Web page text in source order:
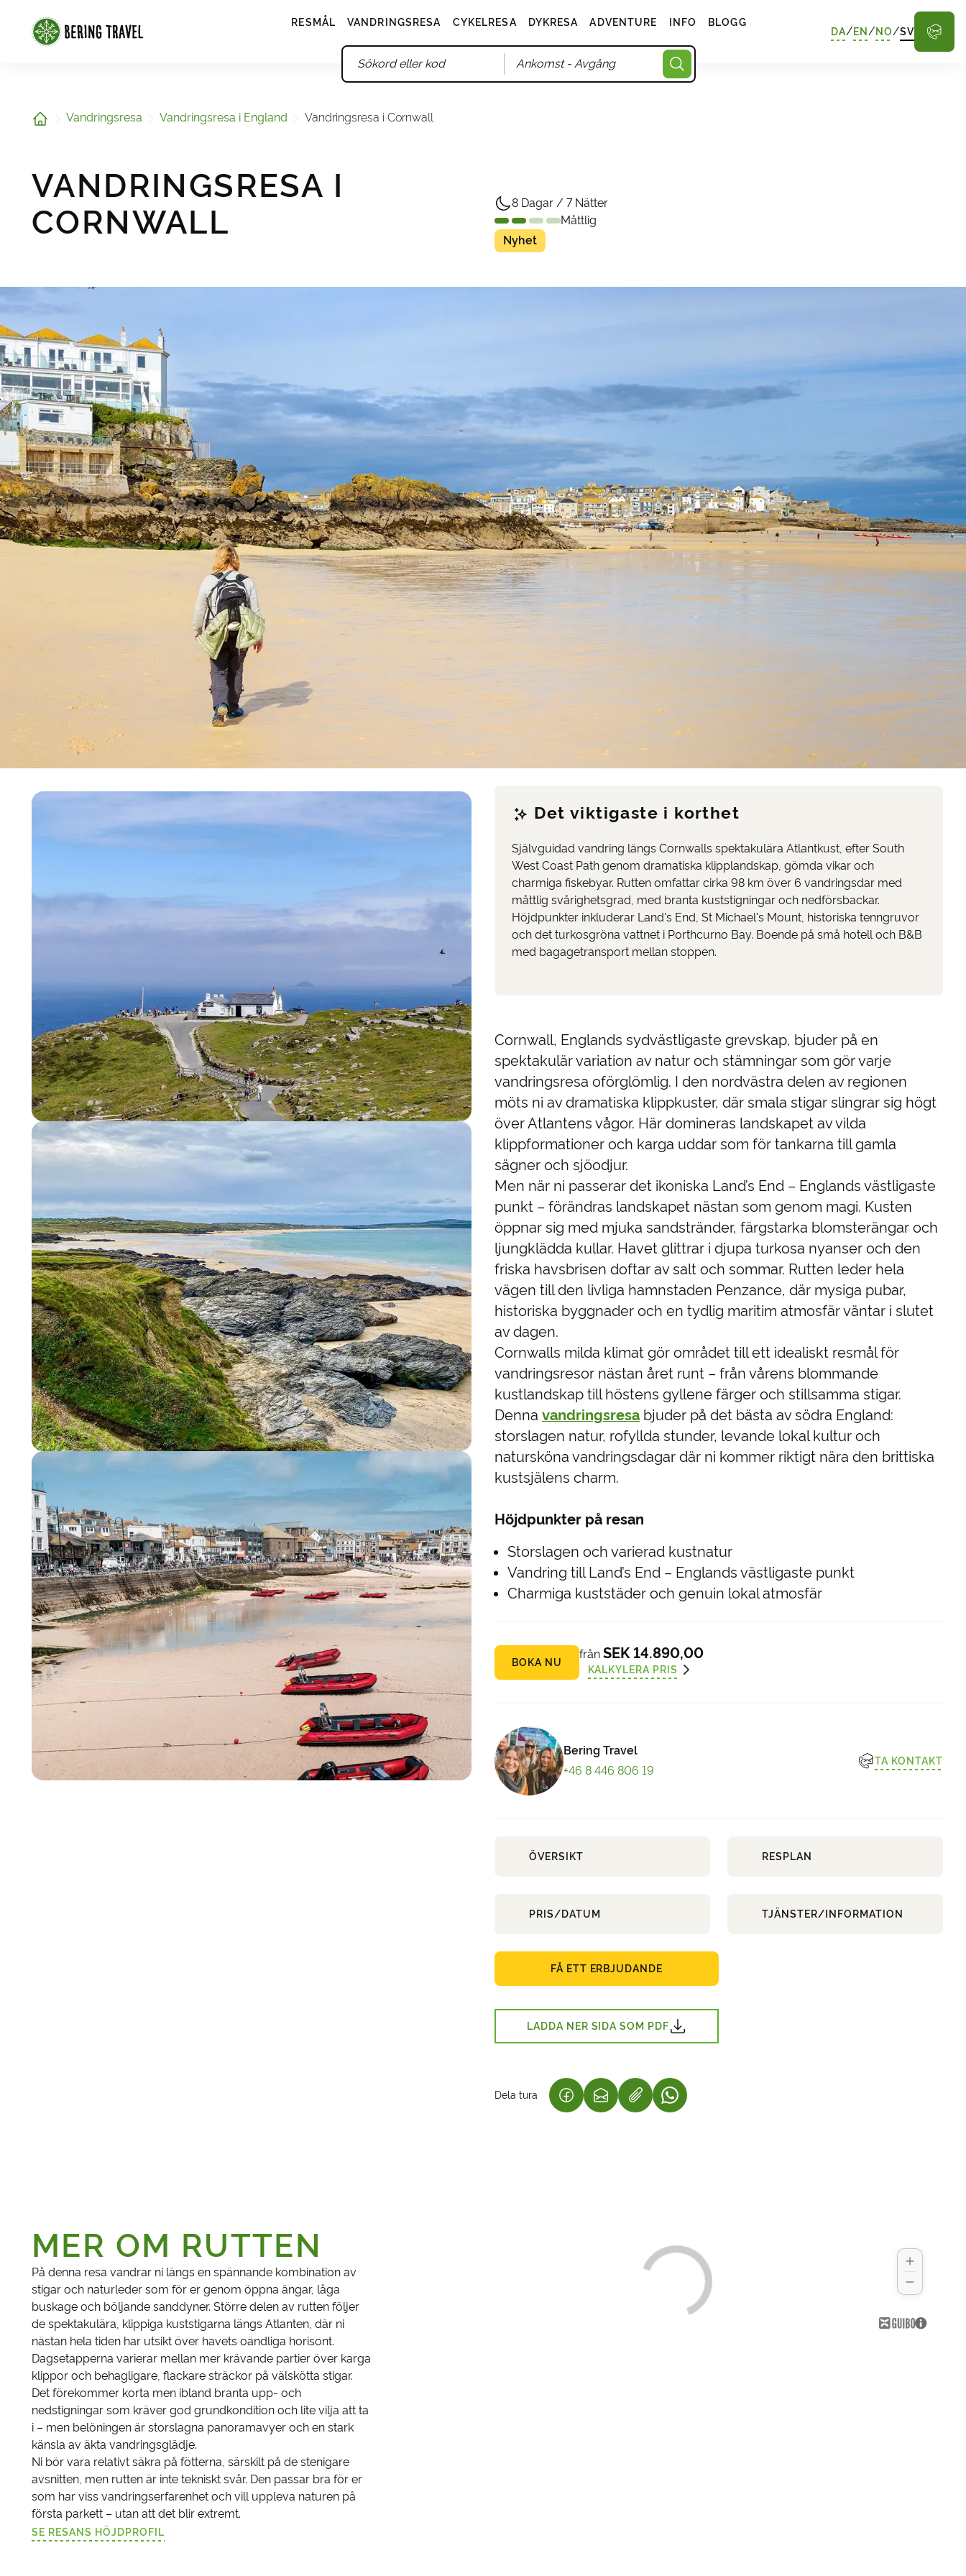
RESMÅL VANDRINGSRESA CYKELRESA DYKRESA ADVENTURE INFO BLOGG
Ankomst- Avgång
DA/EN /NO/SV
Hem Vandringsresa Vandringsresa i England Vandringsresa i Cornwall
VANDRINGSRESA I
CORNWALL
8 Dagar / 7 Nätter
Måttlig
Nyhet
Det viktigaste i korthet
Självguidad vandring längs Cornwalls spektakulära Atlantkust, efter South
West Coast Path genom dramatiska klipplandskap, gömda vikar och
charmiga fiskebyar. Rutten omfattar cirka 98 km över 6 vandringsdar med
måttlig svårighetsgrad, med branta kuststigningar och nedförsbackar.
Höjdpunkter inkluderar Land's End, St Michael's Mount, historiska tenngruvor
och det turkosgröna vattnet i Porthcurno Bay. Boende på små hotell och B&B
med bagagetransport mellan stoppen.
Cornwall, Englands sydvästligaste grevskap, bjuder på en
spektakulär variation av natur och stämningar som gör varje
vandringsresa oförglömlig. I den nordvästra delen av regionen
möts ni av dramatiska klippkuster, där smala stigar slingrar sig högt
över Atlantens vågor. Här domineras landskapet av vilda
klippformationer och karga uddar som för tankarna till gamla
sägner och sjöodjur.
Men när ni passerar det ikoniska Land’s End – Englands västligaste
punkt – förändras landskapet nästan som genom magi. Kusten
öppnar sig med mjuka sandstränder, färgstarka blomsterängar och
ljungklädda kullar. Havet glittrar i djupa turkosa nyanser och den
friska havsbrisen doftar av salt och sommar. Rutten leder hela
vägen till den livliga hamnstaden Penzance, där mysiga pubar,
historiska byggnader och en tydlig maritim atmosfär väntar i slutet
av dagen.
Cornwalls milda klimat gör området till ett idealiskt resmål för
vandringsresor nästan året runt – från vårens blommande
kustlandskap till höstens gyllene färger och stillsamma stigar.
Denna vandringsresa bjuder på det bästa av södra England:
storslagen natur, rofyllda stunder, levande lokal kultur och
natursköna vandringsdagar där ni kommer riktigt nära den brittiska
kustsjälens charm.
Höjdpunkter på resan
Storslagen och varierad kustnatur
Vandring till Land’s End – Englands västligaste punkt
Charmiga kuststäder och genuin lokal atmosfär
BOKA NU
från SEK 14.890,00
KALKYLERA PRIS
Bering Travel
+46 8 446 806 19
TA KONTAKT
FÅ ETT ERBJUDANDE
LADDA NER SIDA SOM PDF
Dela tura (LÄNKEN ÖPPNAS I EN NY FLIK)
(LÄNKEN ÖPPNAS I EN NY FLIK)
(LÄNKEN ÖPPNAS I EN NY FLIK)
ÖVERSIKT RESPLAN
PRIS/DATUM TJÄNSTER/INFORMATION
MER OM RUTTEN
På denna resa vandrar ni längs en spännande kombination av
stigar och naturleder som för er genom öppna ängar, låga
buskage och böljande sanddyner. Större delen av rutten följer
de spektakulära, klippiga kuststigarna längs Atlanten, där ni
nästan hela tiden har utsikt över havets oändliga horisont.
Dagsetapperna varierar mellan mer krävande partier över karga
klippor och behagligare, flackare sträckor på välskötta stigar.
Det förekommer korta men ibland branta upp- och
nedstigningar som kräver god grundkondition och lite vilja att ta
i – men belöningen är storslagna panoramavyer och en stark
känsla av äkta vandringsglädje.
Ni bör vara relativt säkra på fötterna, särskilt på de stenigare
avsnitten, men rutten är inte tekniskt svår. Den passar bra för er
som har viss vandringserfarenhet och vill uppleva naturen på
första parkett – utan att det blir extremt.
SE RESANS HÖJDPROFIL